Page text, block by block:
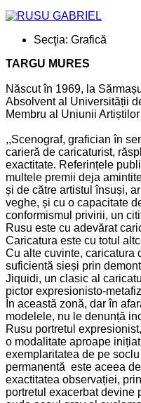
Secţia: Grafică
TARGU MURES
Născut în 1969, la
Absolvent al Universității
Membru al Uniunii
,,Scenograf, grafician în
carieră de caricaturist,
exactitate. Referințele
multele premii deja
și de către artistul însuși,
veghe, și cu o capacitate
conformismul privirii, un
Rusu este cu adevărat
Caricatura este cu totul
Cu alte cuvinte, caricatura
suficientă sieși prin
Jiquidi, un clasic al
pictor expresionisto-
În această zonă, dar în
modelele, nu le denunță
Rusu portretul
o modalitate aproape
exemplaritatea de pe
permanentă este aceea
exactitatea observației,
portretul exacerbat devine